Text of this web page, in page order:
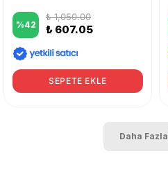
%42
₺ 1,050.00
₺ 607.05
SEPETE EKLE
Daha